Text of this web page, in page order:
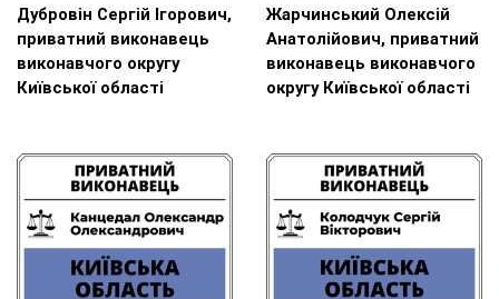
Дубровін Сергій Ігорович,
приватний виконавець
виконавчого округу
Київської області
Жарчинський Олексій
Анатолійович, приватний
виконавець виконавчого
округу Київської області